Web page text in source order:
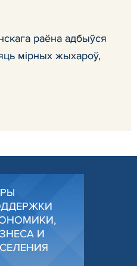
раёна адбыўся
мірных жыхароў,
И